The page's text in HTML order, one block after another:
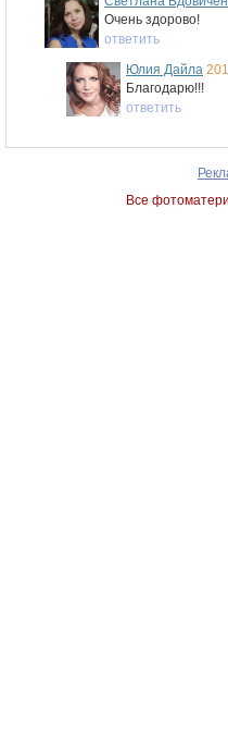
Очень здорово!
ответить
Юлия Дайла
Благодарю!!!
ответить
Все